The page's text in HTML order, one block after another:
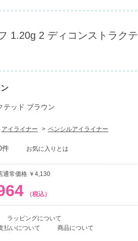
1.20g 2 ディコンストラクテ
テッド ブラウン
アイライナー ペンシルアイライナー
件 お気に入りとは
通常価格 ￥4,130
（税込）
ラッピングについて
払いについて 商品について